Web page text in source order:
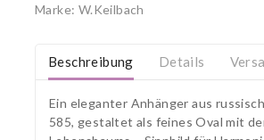
Marke: W.Keilbach
Beschreibung Details
Ein eleganter Anhänger aus
585, gestaltet als feines Oval mit